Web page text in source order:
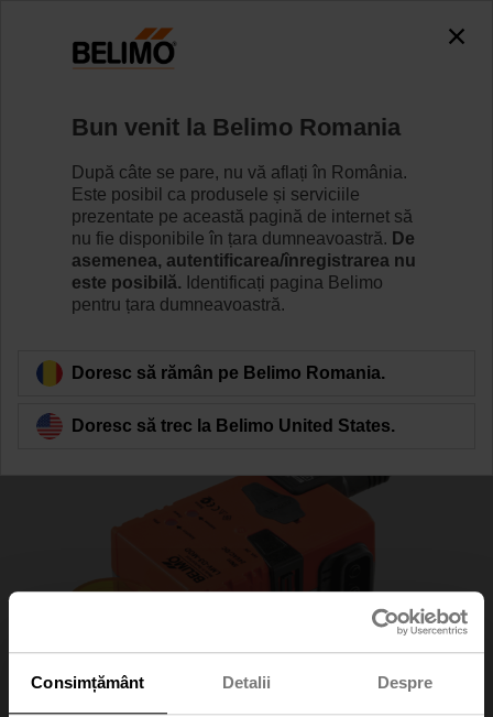
Consimțământ Detalii Despre
LMV-D3-MOD
Learn more
Bun venit la Belimo Romania
După câte se pare, nu vă aflați în România.
Este posibil ca produsele și serviciile
prezentate pe această pagină de internet să
nu fie disponibile în țara dumneavoastră. De
asemenea, autentificarea/înregistrarea nu
este posibilă. Identificați pagina Belimo
pentru țara dumneavoastră.
Doresc să rămân pe Belimo Romania.
Doresc să trec la Belimo United States.